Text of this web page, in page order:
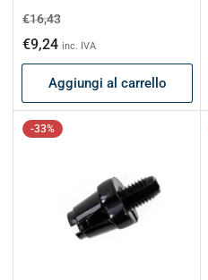
Prezzo
di
listino
€16,43Prezzo
scontato
€9,24 inc. IVA
Aggiungi al carrello
-33%